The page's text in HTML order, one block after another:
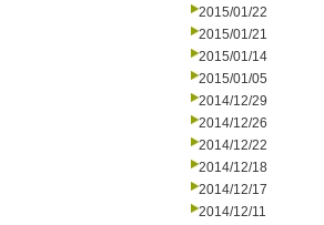
2015/01/22
2015/01/21
2015/01/14
2015/01/05
2014/12/29
2014/12/26
2014/12/22
2014/12/18
2014/12/17
2014/12/11